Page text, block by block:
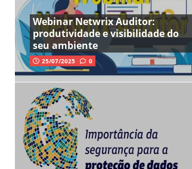
Webinar Netwrix Auditor:
produtividade e visibilidade do
seu ambiente
25/07/2025 0